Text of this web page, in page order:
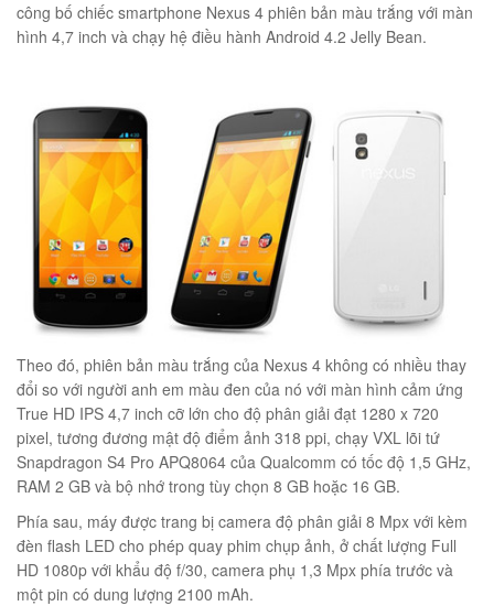
JEEP giá rẻ 002
GIỎ
Jeep giá rẻ 04
GIỎ
công bố chiếc smartphone Nexus 4 phiên bản màu trắng với màn
hình 4,7 inch và chạy hệ điều hành Android 4.2 Jelly Bean.
Theo đó, phiên bản màu trắng của Nexus 4 không có nhiều thay
đổi so với người anh em màu đen của nó với màn hình cảm ứng
True HD IPS 4,7 inch cỡ lớn cho độ phân giải đạt 1280 x 720
pixel, tương đương mật độ điểm ảnh 318 ppi, chạy VXL lõi tứ
Snapdragon S4 Pro APQ8064 của Qualcomm có tốc độ 1,5 GHz,
RAM 2 GB và bộ nhớ trong tùy chọn 8 GB hoặc 16 GB.
Phía sau, máy được trang bị camera độ phân giải 8 Mpx với kèm
đèn flash LED cho phép quay phim chụp ảnh, ở chất lượng Full
HD 1080p với khẩu độ f/30, camera phụ 1,3 Mpx phía trước và
một pin có dung lượng 2100 mAh.